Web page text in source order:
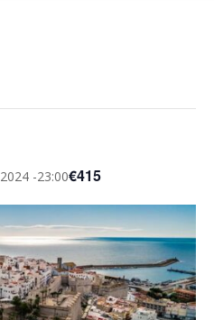
-23:00€415